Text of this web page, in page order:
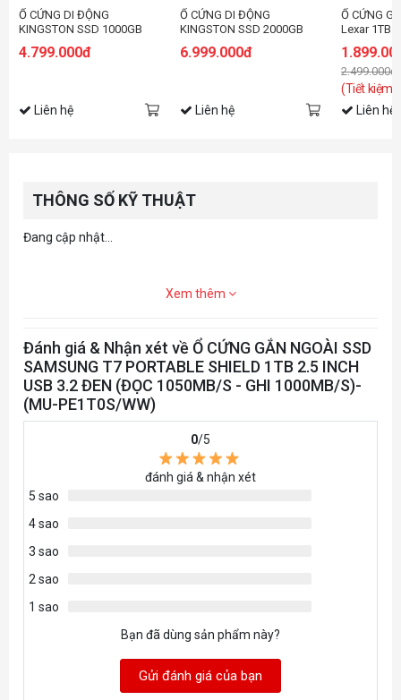
Ổ CỨNG DI ĐỘNG
KINGSTON SSD 1000GB
SXS1000/1000G
4.799.000đ
Liên hệ
Ổ CỨNG DI ĐỘNG
KINGSTON SSD 2000GB
SXS1000/2000G
6.999.000đ
Liên hệ
Ổ CỨNG
Lexar 1TB
RNSNG)
2.499.000đ
(Tiết kiệm:
Liên hệ
THÔNG SỐ KỸ THUẬT
Đang cập nhật...
Xem thêm
Đánh giá & Nhận xét về Ổ CỨNG GẮN NGOÀI SSD
SAMSUNG T7 PORTABLE SHIELD 1TB 2.5 INCH
USB 3.2 ĐEN (ĐỌC 1050MB/S - GHI 1000MB/S)-
(MU-PE1T0S/WW)
0/5
đánh giá & nhận xét
5 sao
4 sao
3 sao
2 sao
1 sao
Bạn đã dùng sản phẩm này?
Gửi đánh giá của bạn